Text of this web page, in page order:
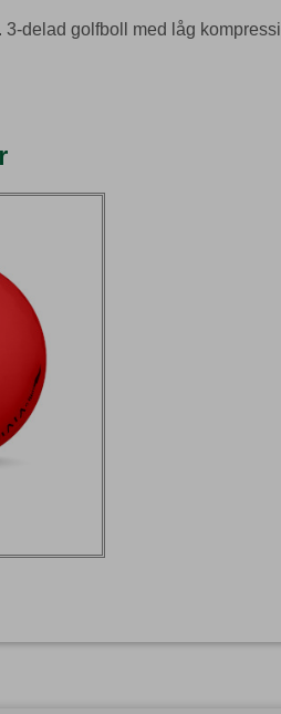
delad golfboll med låg